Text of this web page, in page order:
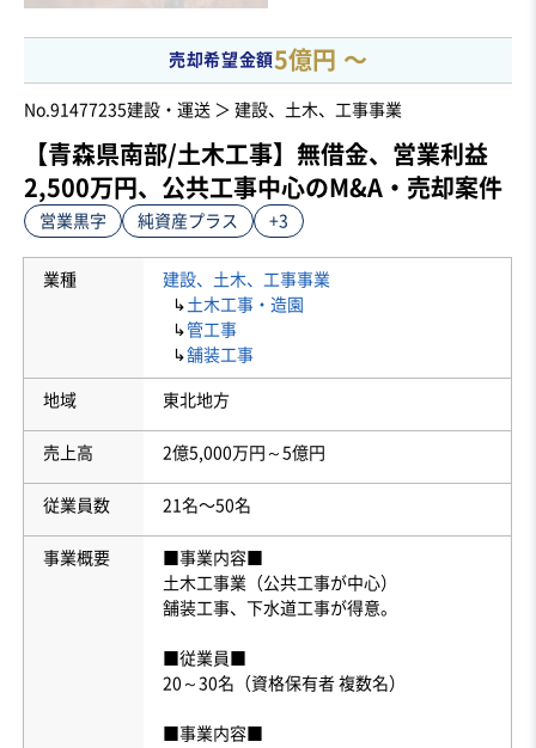
売却希望金額5億円 〜
No.91477235建設・運送 ＞ 建設、土木、工事事業
【青森県南部/土木工事】無借金、営業利益
2,500万円、公共工事中心のM&A・売却案件
営業黒字 純資産プラス +3
業種
建設、土木、工事事業
↳ 土木工事・造園
↳管工事
↳舗装工事
地域 東北地方
売上高 2億5,000万円～5億円
従業員数 21名〜50名
事業概要
■事業内容■
土木工事業（公共工事が中心）
舗装工事、下水道工事が得意。
■従業員■
20～30名（資格保有者 複数名）
■事業内容■